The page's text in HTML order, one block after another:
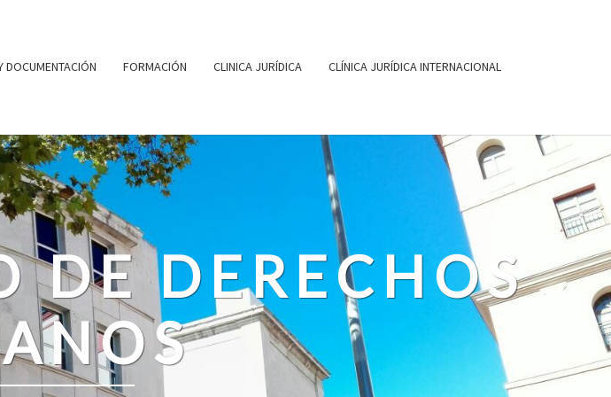
DOCUMENTACIÓN FORMACIÓN CLINICA JURÍDICA CLÍNICA JURÍDICA INTERNACIONAL
DE DERECHOS